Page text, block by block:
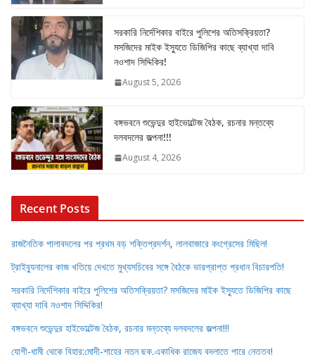
সরকারি নির্দেশিকার বাইরে পুলিশের অতিসক্রিয়তা?
মসজিদের মাইক ইস্যুতে ডিজিপির কাছে ব্যাখ্যা দাবি
নওশাদ সিদ্দিকির!
August 5, 2026
বঙ্গভবনে শুভেন্দুর হাইভোল্টেজ বৈঠক, রচনার মন্তব্যে
দলবদলের জল্পনা!!!
August 4, 2026
Recent Posts
রাজনৈতিক পালাবদলের পর প্রথম বড় শক্তিপ্রদর্শন, লালবাজারে কংগ্রেসের মিছিল!
ট্রাইব্যুনালের কাজ খতিয়ে দেখতে মুখ্যসচিবের সঙ্গে বৈঠকে ভারপ্রাপ্ত প্রধান বিচারপতি!
সরকারি নির্দেশিকার বাইরে পুলিশের অতিসক্রিয়তা? মসজিদের মাইক ইস্যুতে ডিজিপির কাছে
ব্যাখ্যা দাবি নওশাদ সিদ্দিকির!
বঙ্গভবনে শুভেন্দুর হাইভোল্টেজ বৈঠক, রচনার মন্তব্যে দলবদলের জল্পনা!!!
যোগী-ধামী থেকে বিহার:মোদী-শাহের নতুন ছক,একাধিক রাজ্যে বদলাতে পারে নেতৃত্ব!